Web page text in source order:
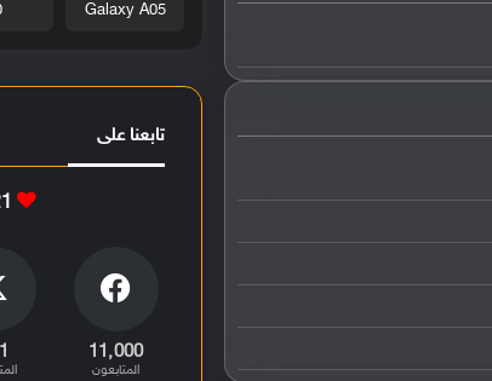
Galaxy A05
تابعنا على
11٬000
المتابعون